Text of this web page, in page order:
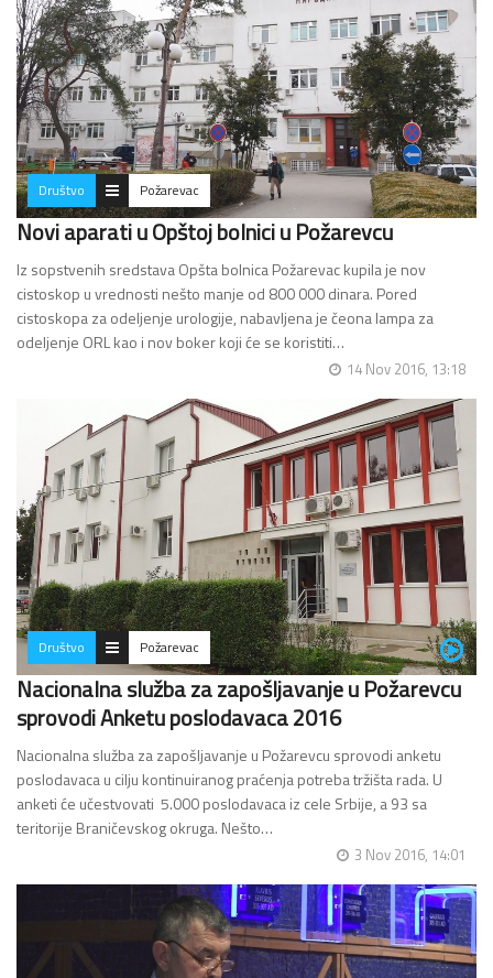
Društvo Požarevac
Novi aparati u Opštoj bolnici u Požarevcu
Iz sopstvenih sredstava Opšta bolnica Požarevac kupila je nov
cistoskop u vrednosti nešto manje od 800 000 dinara. Pored
cistoskopa za odeljenje urologije, nabavljena je čeona lampa za
odeljenje ORL kao i nov boker koji će se koristiti…
14 Nov 2016, 13:18
Društvo Požarevac
Nacionalna služba za zapošljavanje u Požarevcu
sprovodi Anketu poslodavaca 2016
Nacionalna služba za zapošljavanje u Požarevcu sprovodi anketu
poslodavaca u cilju kontinuiranog praćenja potreba tržišta rada. U
anketi će učestvovati 5.000 poslodavaca iz cele Srbije, a 93 sa
teritorije Braničevskog okruga. Nešto…
3 Nov 2016, 14:01